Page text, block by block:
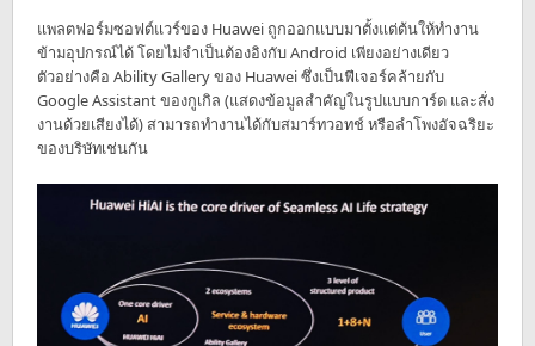
แพลตฟอร์มซอฟต์แวร์ของ Huawei ถูกออกแบบมาตั้งแต่ต้นให้ทำงาน
ข้ามอุปกรณ์ได้ โดยไม่จำเป็นต้องอิงกับ Android เพียงอย่างเดียว
ตัวอย่างคือ Ability Gallery ของ Huawei ซึ่งเป็นฟีเจอร์คล้ายกับ
Google Assistant ของกูเกิล (แสดงข้อมูลสำคัญในรูปแบบการ์ด และสั่ง
งานด้วยเสียงได้) สามารถทำงานได้กับสมาร์ทวอทช์ หรือลำโพงอัจฉริยะ
ของบริษัทเช่นกัน